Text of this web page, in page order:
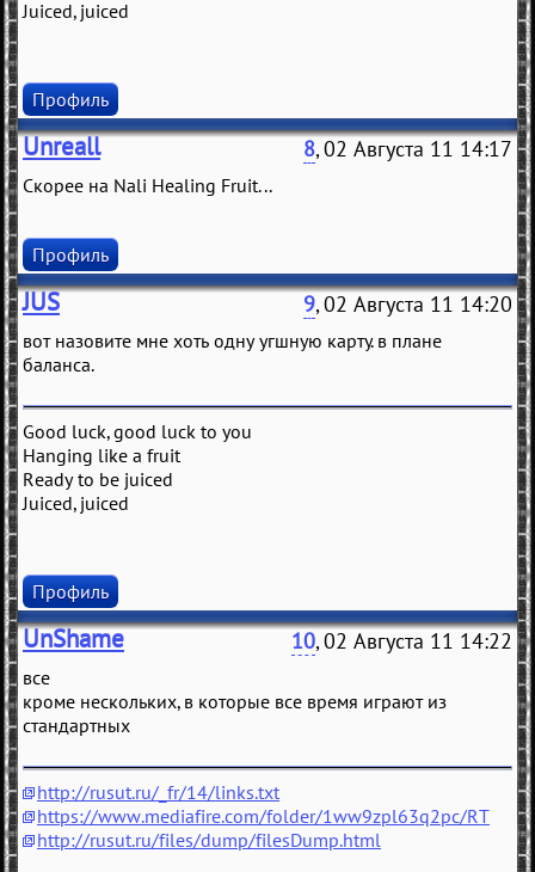
Juiced, juiced
Профиль
Unreall 8, 02 Августа 11 14:17
Скорее на Nali Healing Fruit...
Профиль
JUS 9, 02 Августа 11 14:20
вот назовите мне хоть одну угшную карту. в плане
баланса.
Good luck, good luck to you
Hanging like a fruit
Ready to be juiced
Juiced, juiced
Профиль
UnShame 10, 02 Августа 11 14:22
все
кроме нескольких, в которые все время играют из
стандартных
http://rusut.ru/_fr/14/links.txt
https://www.mediafire.com/folder/1ww9zpl63q2pc/RT
http://rusut.ru/files/dump/filesDump.html